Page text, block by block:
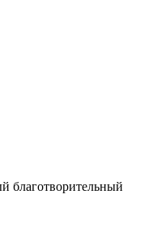
благотворительный